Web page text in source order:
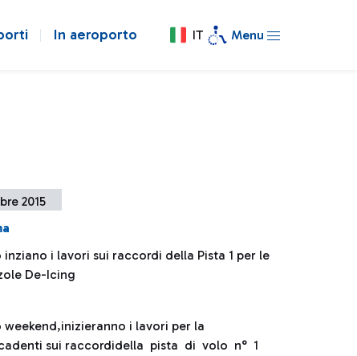
In aeroporto IT Menu
2015
inziano i lavori sui raccordi della Pista 1 per le
De-Icing
i lavori per la
sui raccordidella pista di volo n° 1